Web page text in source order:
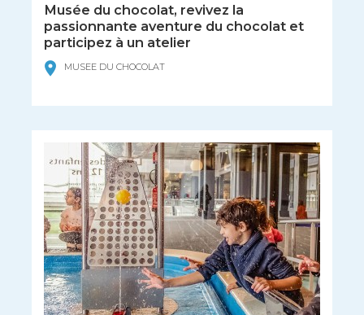
Musée du chocolat, revivez la
passionnante aventure du chocolat et
participez à un atelier
MUSEE DU CHOCOLAT